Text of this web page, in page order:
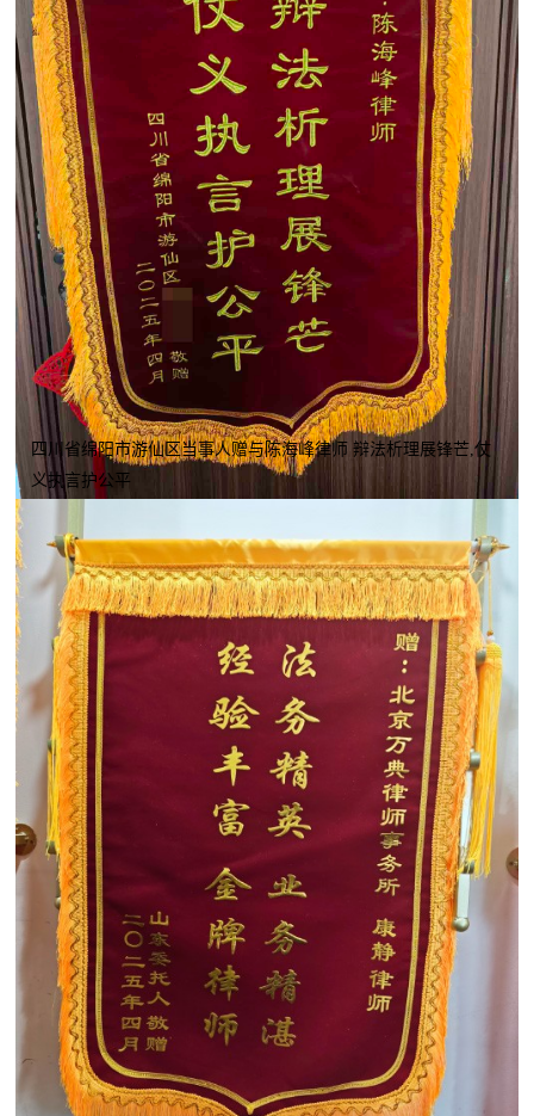
四川省绵阳市游仙区当事人赠与陈海峰律师 辩法析理展锋芒,仗
义执言护公平